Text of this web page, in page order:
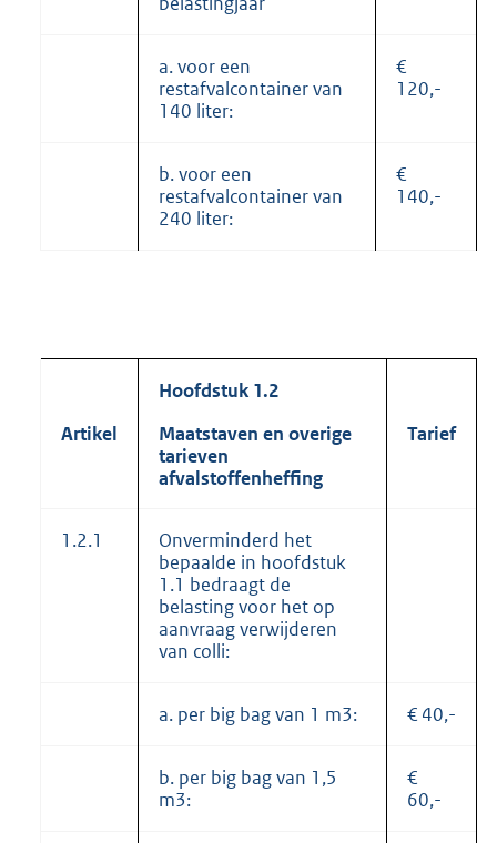
a. voor een
restafvalcontainer van
140 liter:
€
120,-
b. voor een
restafvalcontainer van
240 liter:
€
140,-
Artikel
Hoofdstuk 1.2
Maatstaven en overige
tarieven
afvalstoffenheffing
Tarief
1.2.1
Onverminderd het
bepaalde in hoofdstuk
1.1 bedraagt de
belasting voor het op
aanvraag verwijderen
van colli:
a. per big bag van 1 m3: € 40,-
b. per big bag van 1,5
m3:
€
60,-